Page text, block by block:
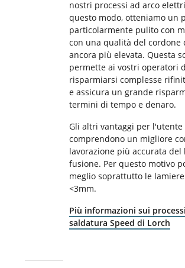
nostri processi ad arco
questo modo, otteniamo un
particolarmente pulito con
con una qualità del cordone
ancora più elevata. Questa
permette ai vostri operatori
risparmiarsi complesse
e assicura un grande
termini di tempo e denaro.
Gli altri vantaggi per l'utente
comprendono un migliore
lavorazione più accurata del
fusione. Per questo motivo
meglio soprattutto le
<3mm.
Più informazioni sui
saldatura Speed di Lorch